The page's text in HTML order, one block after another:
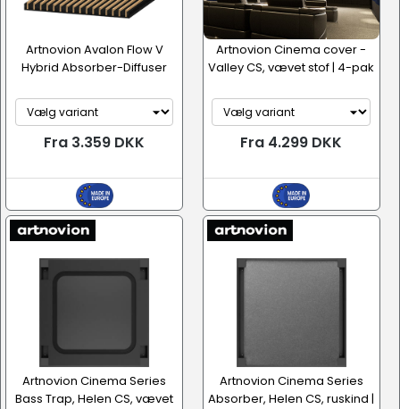
Artnovion Avalon Flow V
Hybrid Absorber-Diffuser
Fra 3.359 DKK
Artnovion Cinema cover -
Valley CS, vævet stof | 4-pak
Fra 4.299 DKK
Artnovion Cinema Series
Bass Trap, Helen CS, vævet
Artnovion Cinema Series
Absorber, Helen CS, ruskind |